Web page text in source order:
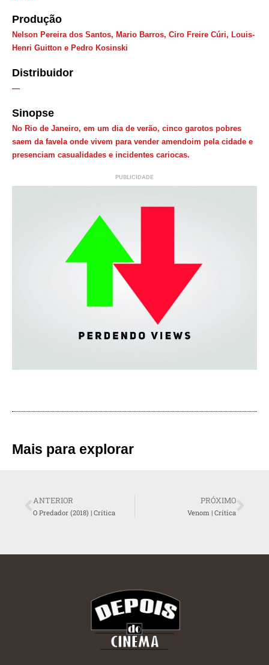
Produção
Nelson Pereira dos Santos, Mario Barros, Ciro Freire Cúri, Louis-
Henri Guitton e Pedro Kosinski
Distribuidor
—
Sinopse
No Rio de Janeiro, em um dia de verão, cinco garotos pobres
saem da favela onde vivem para vender amendoim pela cidade e
presenciam casualidades e incidentes cariocas.
PUBLICIDADE
Mais para explorar
ANTERIOR
O Predador (2018) | Crítica
PRÓXIMO
Venom | Crítica